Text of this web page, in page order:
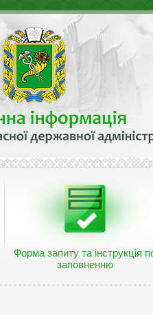
Форма запиту та інструкція
заповненню